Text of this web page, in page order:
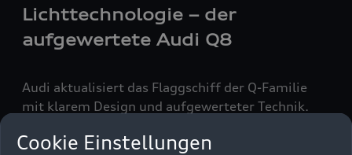
Lichttechnologie – der
aufgewertete Audi Q8
Audi aktualisiert das Flaggschiff der Q-Familie
mit klarem Design und aufgewerteter Technik.
und Heckschürze unterstreicht den starken
Cookie Einstellungen